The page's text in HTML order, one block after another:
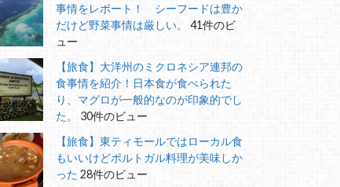
事情をレポート！ シーフードは豊か
だけど野菜事情は厳しい。
41件のビ
ュー
【旅食】大洋州のミクロネシア連邦の
食事情を紹介！日本食が食べられた
り、マグロが一般的なのが印象的でし
た。
30件のビュー
【旅食】東ティモールではローカル食
もいいけどポルトガル料理が美味しか
った 28件のビュー